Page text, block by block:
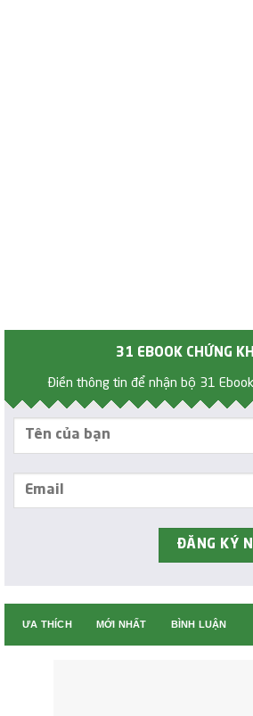
31 EBOOK CHỨNG
Điền thông tin để nhận bộ 31
ƯA THÍCH MỚI NHẤT BÌNH LUẬN